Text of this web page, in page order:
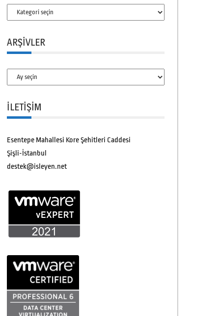
Kategoriler
ARŞIVLER
Arşivler
İLETİŞİM
Esentepe Mahallesi Kore Şehitleri Caddesi
Şişli-İstanbul
destek@isleyen.net